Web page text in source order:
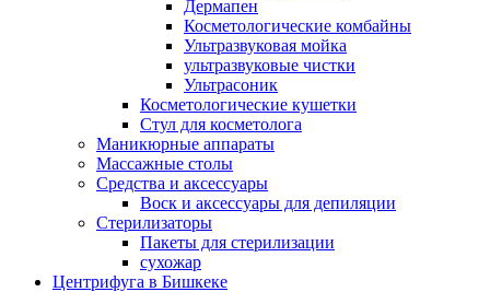
Дермапен
Косметологические комбайны
Ультразвуковая мойка
ультразвуковые чистки
Ультрасоник
Косметологические кушетки
Стул для косметолога
Маникюрные аппараты
Массажные столы
Средства и аксессуары
Воск и аксессуары для депиляции
Стерилизаторы
Пакеты для стерилизации
сухожар
Центрифуга в Бишкеке